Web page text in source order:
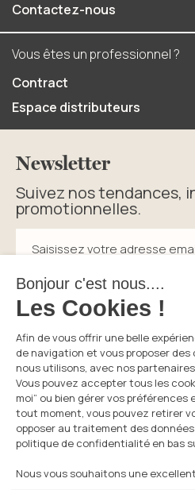
Contactez-nous
Vous êtes un professionnel ?
Contract
Espace distributeurs
Service consommateurs
05 49 72 38 94
Newsletter
Suivez nos tendances,
promotionnelles.
Saisissez votre adresse
En cliquant sur s’inscrire vous
confidentialité.